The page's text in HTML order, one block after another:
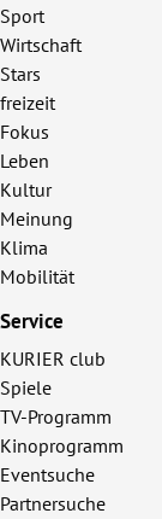
Sport
Wirtschaft
Stars
freizeit
Fokus
Leben
Kultur
Meinung
Klima
Mobilität
Service
KURIER club
Spiele
TV-Programm
Kinoprogramm
Eventsuche
Partnersuche